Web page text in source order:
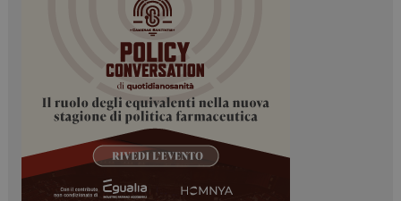
navigazione sulle pagine e l'accesso alle aree
protette del sito. Il sito web non è in grado di
funzionare correttamente senza questi cookie.
NOME
FORNITORE / DOMINIO
_ga
Google LLC
.dailyhealthindustry.it